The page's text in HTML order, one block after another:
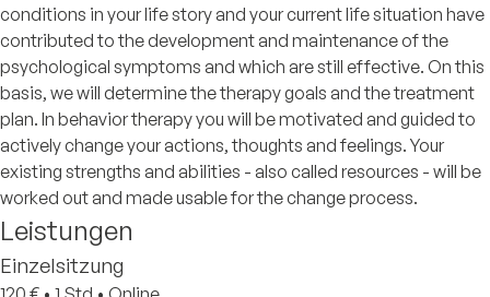
conditions in your life story and your current life situation have
contributed to the development and maintenance of the
psychological symptoms and which are still effective. On this
basis, we will determine the therapy goals and the treatment
plan. In behavior therapy you will be motivated and guided to
actively change your actions, thoughts and feelings. Your
existing strengths and abilities - also called resources - will be
worked out and made usable for the change process.
Leistungen
Einzelsitzung